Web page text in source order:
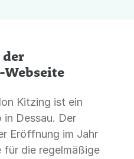
Kitzing ist ein
Dessau. Der
Eröffnung im Jahr
für die regelmäßige